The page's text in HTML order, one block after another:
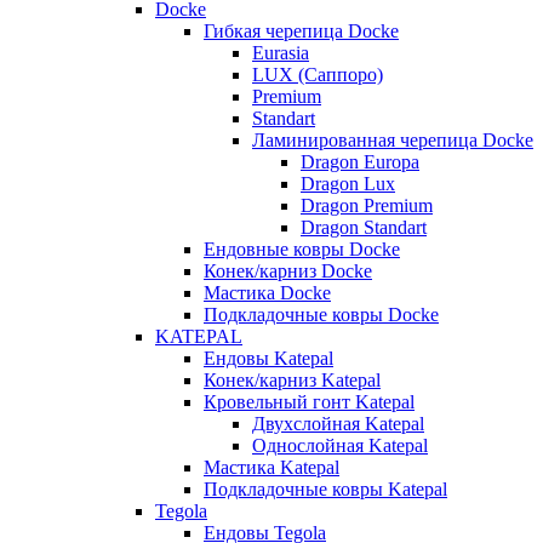
Docke
Гибкая черепица Docke
Eurasia
LUX (Саппоро)
Premium
Standart
Ламинированная черепица Docke
Dragon Europa
Dragon Lux
Dragon Premium
Dragon Standart
Ендовные ковры Docke
Конек/карниз Docke
Мастика Docke
Подкладочные ковры Docke
KATEPAL
Ендовы Katepal
Конек/карниз Katepal
Кровельный гонт Katepal
Двухслойная Katepal
Однослойная Katepal
Мастика Katepal
Подкладочные ковры Katepal
Tegola
Ендовы Tegola